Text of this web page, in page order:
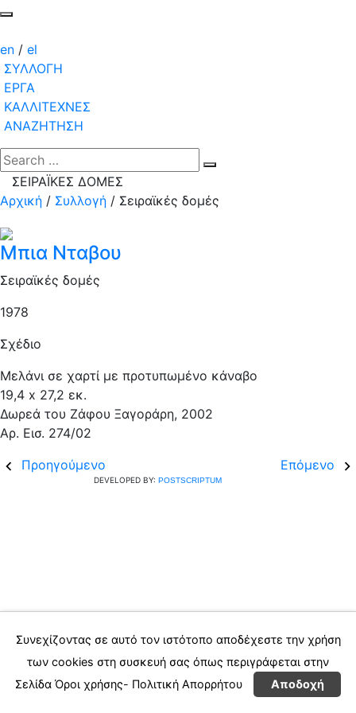
en / el
ΣΥΛΛΟΓΗ
ΕΡΓΑ
ΚΑΛΛΙΤΕΧΝΕΣ
ΑΝΑΖΗΤΗΣΗ
ΣΕΙΡΑΪΚΕΣ ΔΟΜΕΣ
Αρχική / Συλλογή / Σειραϊκές δομές
Μπια Νταβου
Σειραϊκές δομές
1978
Σχέδιο
Μελάνι σε χαρτί με προτυπωμένο κάναβο
19,4 x 27,2 εκ.
Δωρεά του Ζάφου Ξαγοράρη, 2002
Aρ. Εισ. 274/02
Προηγούμενο
Επόμενο
DEVELOPED BY: POSTSCRIPTUM
Συνεχίζοντας σε αυτό τον ιστότοπο αποδέχεστε την χρήση
των cookies στη συσκευή σας όπως περιγράφεται στην
Σελίδα Όροι χρήσης- Πολιτική Απορρήτου Αποδοχή